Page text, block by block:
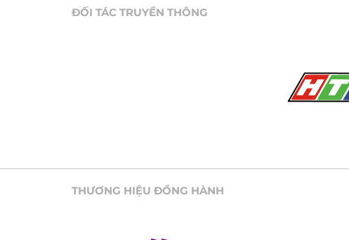
ĐỐI TÁC TRUYỀN THÔNG
THƯƠNG HIỆU ĐỒNG HÀNH